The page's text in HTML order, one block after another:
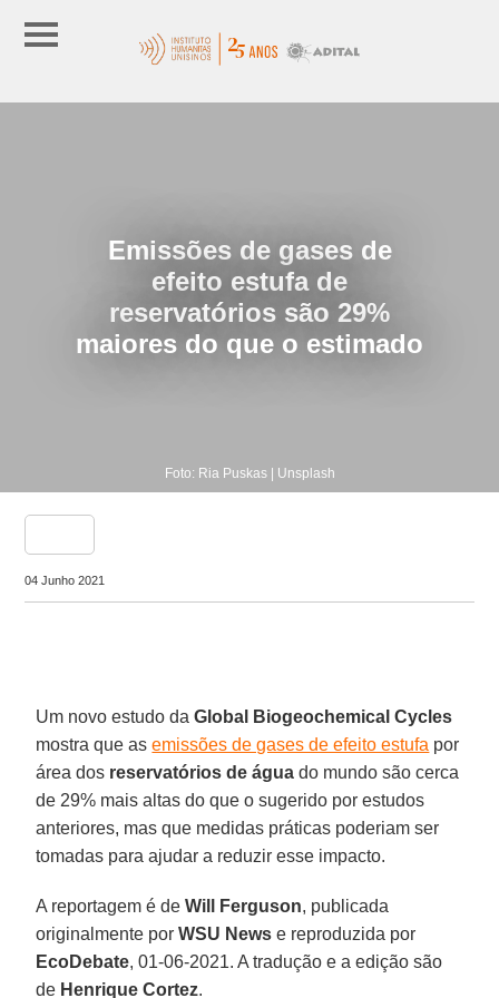
Emissões de gases de
efeito estufa de
reservatórios são 29%
maiores do que o estimado
Foto: Ria Puskas | Unsplash
04 Junho 2021
Um novo estudo daGlobal Biogeochemical Cycles
mostra que asemissões de gases de efeito estufa por
área dos reservatórios de água do mundo são cerca
de 29% mais altas do que o sugerido por estudos
anteriores, mas que medidas práticas poderiam ser
tomadas para ajudar a reduzir esse impacto.
A reportagem é deWill Ferguson, publicada
originalmente porWSU News e reproduzida por
EcoDebate, 01-06-2021. A tradução e a edição são
de Henrique Cortez.